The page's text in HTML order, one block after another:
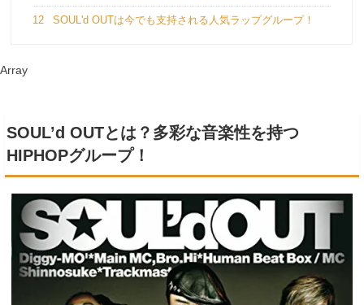
12 SOUL'd OUTは今でも支持される人気ラップグループ！
Array
SOUL’d OUTとは？多彩な音楽性を持つ
HIPHOPグループ！